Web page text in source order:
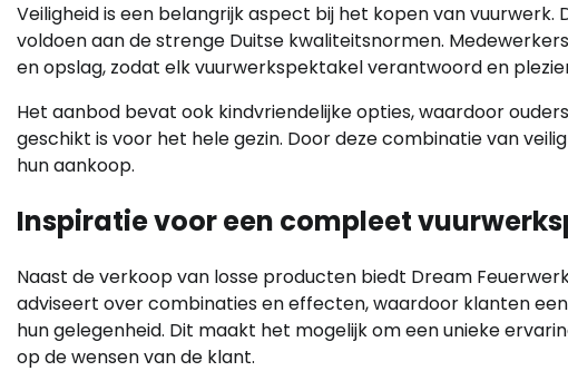
Veiligheid is een belangrijk aspect bij het kopen van
voldoen aan de strenge Duitse kwaliteitsnormen.
en opslag, zodat elk vuurwerkspektakel verantwoord en
Het aanbod bevat ook kindvriendelijke opties, waardoor
geschikt is voor het hele gezin. Door deze combinatie van
hun aankoop.
Inspiratie voor een compleet
Naast de verkoop van losse producten biedt Dream
adviseert over combinaties en effecten, waardoor klanten
hun gelegenheid. Dit maakt het mogelijk om een unieke
op de wensen van de klant.